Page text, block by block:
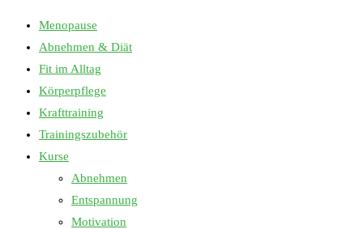
Menopause
Abnehmen & Diät
Fit im Alltag
Körperpflege
Krafttraining
Trainingszubehör
Kurse
Abnehmen
Entspannung
Motivation